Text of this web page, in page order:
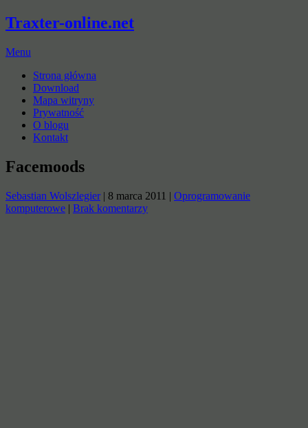
Traxter-online.net
Menu
Strona główna
Download
Mapa witryny
Prywatność
O blogu
Kontakt
Facemoods
Sebastian Wolszlegier| 8 marca 2011 | Oprogramowanie
komputerowe | Brak komentarzy